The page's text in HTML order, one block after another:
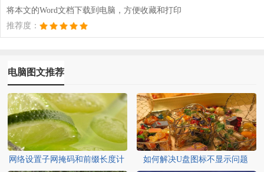
将本文的Word文档下载到电脑，方便收藏和打印
推荐度：
电脑图文推荐
网络设置子网掩码和前缀长度计
如何解决U盘图标不显示问题